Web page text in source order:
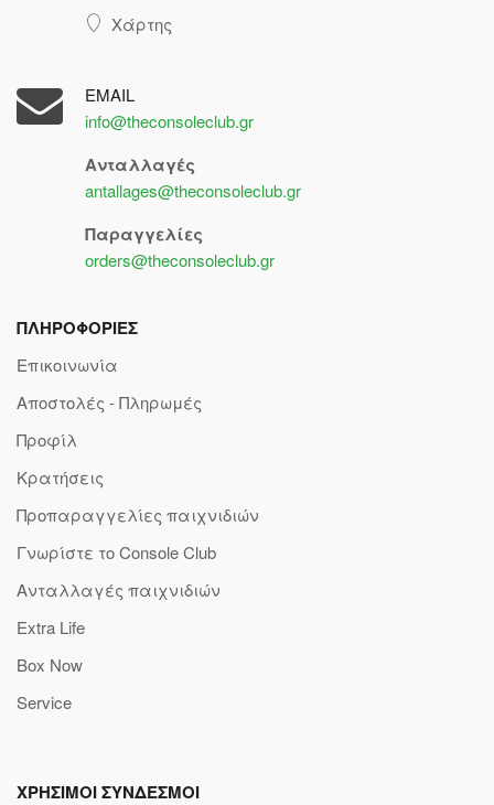
Χάρτης
EMAIL
info@theconsoleclub.gr
Ανταλλαγές
antallages@theconsoleclub.gr
Παραγγελίες
orders@theconsoleclub.gr
ΠΛΗΡΟΦΟΡΙΕΣ
Επικοινωνία
Αποστολές - Πληρωμές
Προφίλ
Κρατήσεις
Προπαραγγελίες παιχνιδιών
Γνωρίστε το Console Club
Ανταλλαγές παιχνιδιών
Extra Life
Box Now
Service
ΧΡΗΣΙΜΟΙ ΣΥΝΔΕΣΜΟΙ